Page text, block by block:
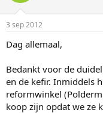
3 sep 2012
Dag allemaal,
Bedankt voor de
en de kefir. Inmiddels
reformwinkel
koop zijn opdat we ze